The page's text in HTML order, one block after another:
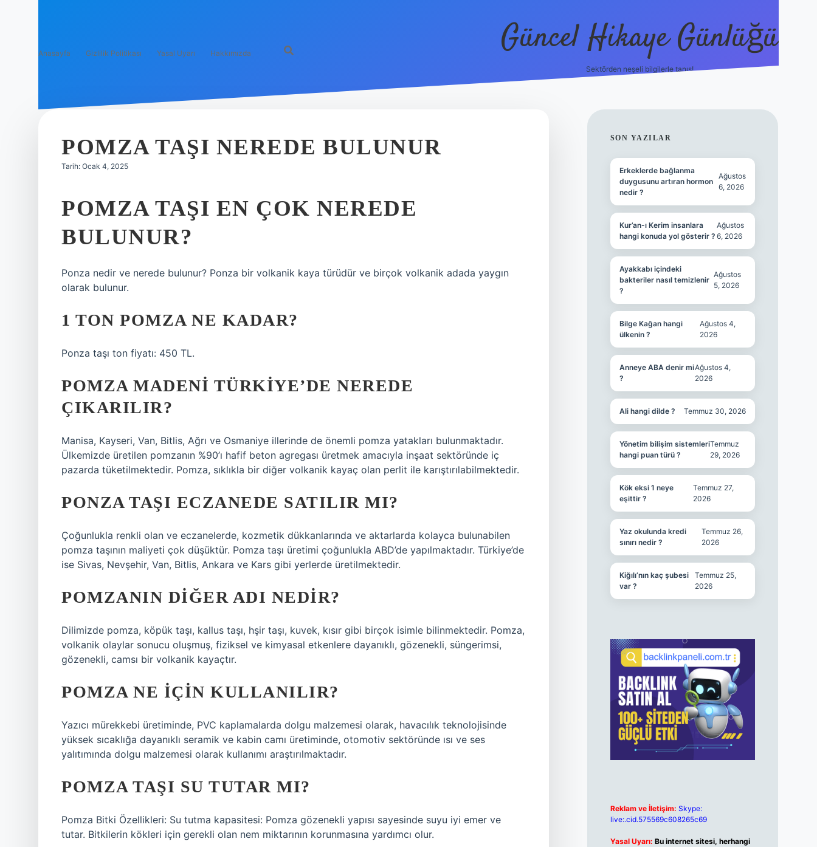
Anasayfa Gizlilik Politikası Yasal Uyarı Hakkımızda Güncel Hikaye Günlüğü
Sektörden neşeli bilgilerle tanış!
POMZA TAŞI NEREDE BULUNUR
Tarih: Ocak 4, 2025
POMZA TAŞI EN ÇOK NEREDE
BULUNUR?
Ponza nedir ve nerede bulunur? Ponza bir volkanik kaya türüdür ve birçok volkanik adada yaygın
olarak bulunur.
1 TON POMZA NE KADAR?
Ponza taşı ton fiyatı: 450 TL.
POMZA MADENI TÜRKIYE’DE NEREDE
ÇIKARILIR?
Manisa, Kayseri, Van, Bitlis, Ağrı ve Osmaniye illerinde de önemli pomza yatakları bulunmaktadır.
Ülkemizde üretilen pomzanın %90’ı hafif beton agregası üretmek amacıyla inşaat sektöründe iç
pazarda tüketilmektedir. Pomza, sıklıkla bir diğer volkanik kayaç olan perlit ile karıştırılabilmektedir.
PONZA TAŞI ECZANEDE SATILIR MI?
Çoğunlukla renkli olan ve eczanelerde, kozmetik dükkanlarında ve aktarlarda kolayca bulunabilen
pomza taşının maliyeti çok düşüktür. Pomza taşı üretimi çoğunlukla ABD’de yapılmaktadır. Türkiye’de
ise Sivas, Nevşehir, Van, Bitlis, Ankara ve Kars gibi yerlerde üretilmektedir.
POMZANIN DIĞER ADI NEDIR?
Dilimizde pomza, köpük taşı, kallus taşı, hşir taşı, kuvek, kısır gibi birçok isimle bilinmektedir. Pomza,
volkanik olaylar sonucu oluşmuş, fiziksel ve kimyasal etkenlere dayanıklı, gözenekli, süngerimsi,
gözenekli, camsı bir volkanik kayaçtır.
POMZA NE IÇIN KULLANILIR?
Yazıcı mürekkebi üretiminde, PVC kaplamalarda dolgu malzemesi olarak, havacılık teknolojisinde
yüksek sıcaklığa dayanıklı seramik ve kabin camı üretiminde, otomotiv sektöründe ısı ve ses
yalıtımında dolgu malzemesi olarak kullanımı araştırılmaktadır.
POMZA TAŞI SU TUTAR MI?
Pomza Bitki Özellikleri: Su tutma kapasitesi: Pomza gözenekli yapısı sayesinde suyu iyi emer ve
tutar. Bitkilerin kökleri için gerekli olan nem miktarının korunmasına yardımcı olur.
SIDEBAR
SON YAZILAR
Erkeklerde bağlanma
duygusunu artıran hormon
nedir ?
Ağustos
6, 2026
Kur’an-ı Kerim insanlara
hangi konuda yol gösterir ?
Ağustos
6, 2026
Ayakkabı içindeki
bakteriler nasıl temizlenir
?
Ağustos
5, 2026
Bilge Kağan hangi
ülkenin ?
Ağustos 4,
2026
Anneye ABA denir mi
?
Ağustos 4,
2026
Ali hangi dilde ? Temmuz 30, 2026
Yönetim bilişim sistemleri
hangi puan türü ?
Temmuz
29, 2026
Kök eksi 1 neye
eşittir ?
Temmuz 27,
2026
Yaz okulunda kredi
sınırı nedir ?
Temmuz 26,
2026
Kiğılı’nın kaç şubesi
var ?
Temmuz 25,
2026
Reklam ve İletişim: Skype:
live:.cid.575569c608265c69
Yasal Uyarı: Bu internet sitesi, herhangi
https://